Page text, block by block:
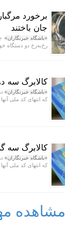
جان باختند
«باشگاه خبرنگاران»
رخ‌به‌رخ دو دستگاه خودروی سمند،
کالابرگ
«باشگاه خبرنگاران»
که انتهای کد ملی آنها ۰، ۱ و۲ است، امروز شارژ شد.
کالابرگ سه
«باشگاه خبرنگاران»
که انتهای کد ملی آنها ۰، ۱ و۲ است، امروز شارژ شد.
مشاهده